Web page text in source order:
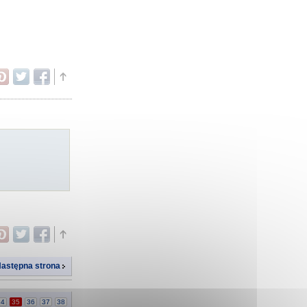
strona
35 36 37 38